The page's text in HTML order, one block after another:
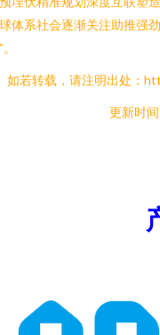
体系社会逐渐关注助推强
如若转载，请注明出处：
更新时